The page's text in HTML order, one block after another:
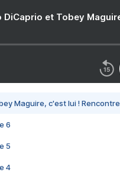
DiCaprio et Tobey
Maguire, c'est lui !
6
5
4